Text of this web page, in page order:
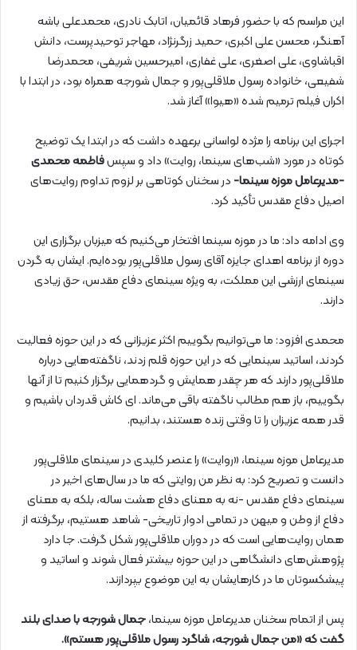
این‌ مراسم که با حضور فرهاد قائمیان، اتابک نادری، محمدعلی باشه
آهنگر، محسن علی اکبری، حمید زرگرنژاد، مهاجر توحیدپرست، دانش
اقباشاوی، علی اصغری، علی غفاری، امیرحسین شریفی، محمدرضا
شفیعی، خانواده رسول ملاقلی‌پور و جمال شورجه همراه بود، در ابتدا با
اکران فیلم ترمیم شده «هیوا» آغاز شد.
اجرای این برنامه را مژده لواسانی برعهده داشت که در ابتدا یک توضیح
کوتاه در مورد «شب‌های سینما، روایت» داد و سپسفاطمه محمدی
-مدیرعامل موزه سینما- در سخنان‌ کوتاهی بر لزوم تداوم روایت‌های
اصیل دفاع مقدس تأکید کرد.
وی ادامه داد: ما در موزه سینما افتخار می‌کنیم که میزبان برگزاری این
دوره از برنامه اهدای جایزه آقای رسول ملاقلی‌پور بوده‌ایم. ایشان به گردن
سینمای ارزشی این مملکت، به ویژه سینمای دفاع مقدس، حق زیادی
دارند.
محمدی افزود: ما می‌توانیم بگوییم اکثر عزیزانی که در این حوزه فعالیت
کردند، اساتید سینمایی که در این حوزه قلم زدند، ناگفته‌هایی درباره
ملاقلی‌پور دارند که هر چقدر همایش و گردهمایی برگزار کنیم تا از آنها
بگوییم، باز هم مطالب ناگفته باقی می‌ماند. ای کاش قدردان باشیم و
قدر همه عزیزان را تا وقتی زنده هستند، بدانیم.
مدیرعامل موزه سینما، «روایت» را عنصر کلیدی در سینمای ملاقلی‌پور
دانست و تصریح کرد: به نظر من روایتی که ما در سال‌های اخیر در
سینمای دفاع مقدس -نه به معنای دفاع هشت ساله، بلکه به معنای
دفاع از وطن و میهن در تمامی ادوار تاریخی- شاهد هستیم، برگرفته از
همان روایت‌هایی است که در دوران ملاقلی‌پور شکل گرفت. جا دارد
پژوهش‌های دانشگاهی در این حوزه بیشتر فعال شوند و اساتید و
پیشکسوتان ما در کارهایشان به این موضوع بپردازند.
پس از اتمام سخنان مدیرعامل موزه سینما،جمال شورجه با صدای بلند
گفت که «من جمال شورجه، شاگرد رسول ملاقلی‌پور هستم».